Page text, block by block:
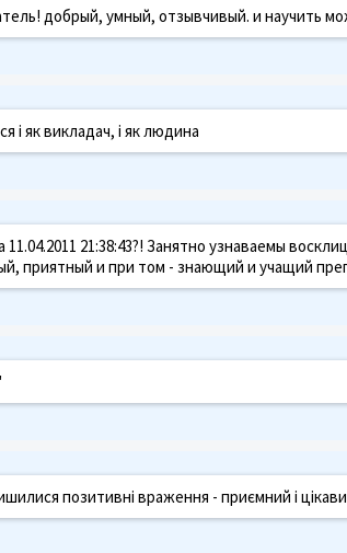
добрый, умный, отзывчивый. и научить
і як викладач, і як людина
11.04.2011 21:38:43?! Занятно узнаваемы
приятный и при том - знающий и учащий
позитивні враження - приємний і